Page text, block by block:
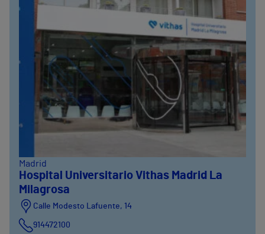
Madrid
Hospital Universitario Vithas Madrid La
Milagrosa
Calle Modesto Lafuente, 14
914472100